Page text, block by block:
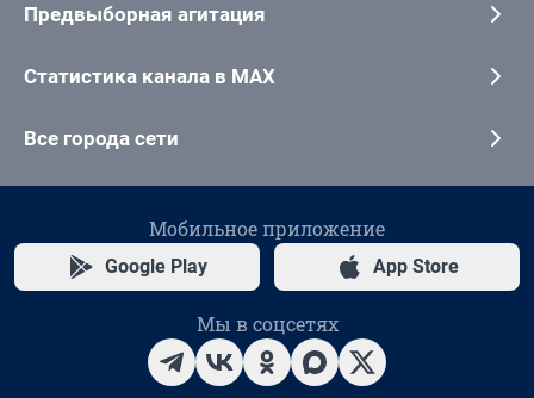
Предвыборная агитация
Статистика канала в MAX
Все города сети
Мобильное приложение
Google Play App Store
Мы в соцсетях